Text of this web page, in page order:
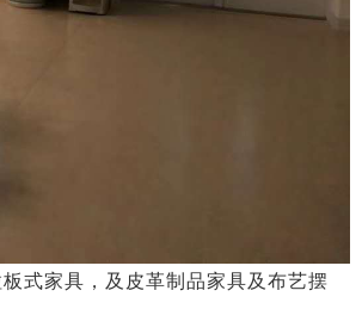
式家具，及皮革制品家具及布艺摆